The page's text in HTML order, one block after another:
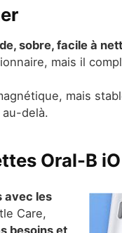
sobre, facile à
mais il
mais
delà.
Oral-B iO
avec les
Care,
besoins et